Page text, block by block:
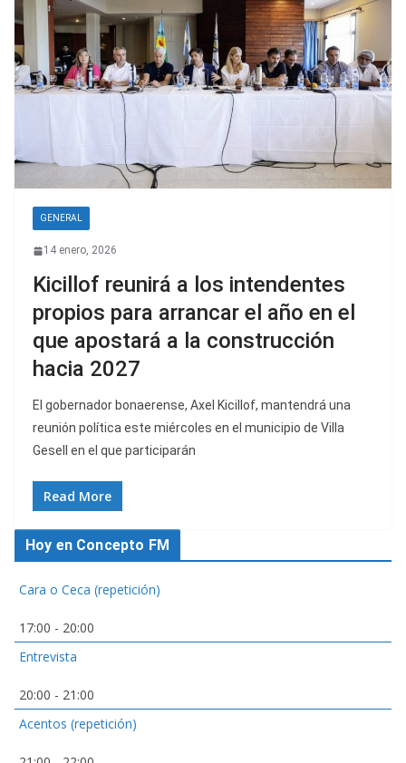
GENERAL
14 enero, 2026
Kicillof reunirá a los intendentes
propios para arrancar el año en el
que apostará a la construcción
hacia 2027
El gobernador bonaerense, Axel Kicillof, mantendrá una
reunión política este miércoles en el municipio de Villa
Gesell en el que participarán
Read More
Hoy en Concepto FM
Cara o Ceca (repetición)
17:00 - 20:00
Entrevista
20:00 - 21:00
Acentos (repetición)